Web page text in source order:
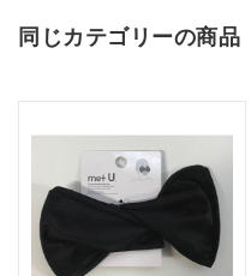
同じカテゴリーの商品